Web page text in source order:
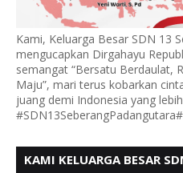
Kami, Keluarga Besar SDN 13
mengucapkan Dirgahayu
semangat “Bersatu Berdaulat,
Maju”, mari terus kobarkan
juang demi Indonesia yang
KAMI KELUARGA BESAR